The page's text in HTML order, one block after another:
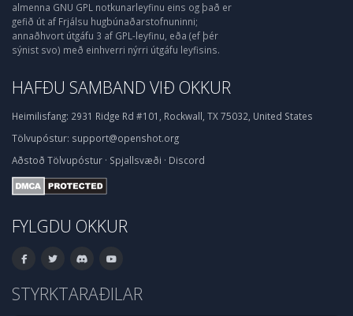
almenna GNU GPL notkunarleyfinu eins og það er
gefið út af Frjálsu hugbúnaðarstofnuninni;
annaðhvort útgáfu 3 af GPL-leyfinu, eða (ef þér
sýnist svo) með einhverri nýrri útgáfu leyfisins.
HAFÐU SAMBAND VIÐ OKKUR
Heimilisfang: 2931 Ridge Rd #101, Rockwall, TX 75032, United States
Tölvupóstur: support@openshot.org
Aðstoð Tölvupóstur · Spjallsvæði · Discord
FYLGDU OKKUR
STYRKTARAÐILAR